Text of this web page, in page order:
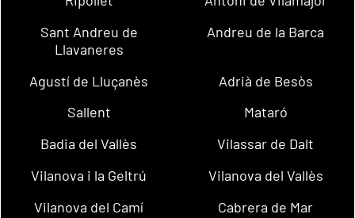
Sant Andreu de
Llavaneres
Andreu de la Barca
Agustí de Lluçanès
Adrià de Besòs
Sallent
Mataró
Badia del Vallès
Vilassar de Dalt
Vilanova i la Geltrú
Vilanova del Vallès
Vilanova del Camí
Cabrera de Mar